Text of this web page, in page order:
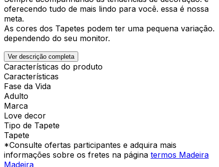
oferecendo tudo de mais lindo para você. essa é nossa
meta.
As cores dos Tapetes podem ter uma pequena variação.
dependendo do seu monitor.
Ver descrição completa
Características do produto
Características
Fase da Vida
Adulto
Marca
Love decor
Tipo de Tapete
Tapete
*Consulte ofertas participantes e adquira mais
informações sobre os fretes na página termos Madeira
Madeira